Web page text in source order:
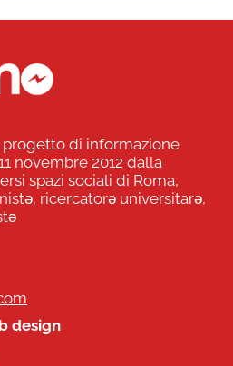
progetto di informazione
novembre 2012 dalla
spazi sociali di Roma,
ricercatorə universitarə,
design